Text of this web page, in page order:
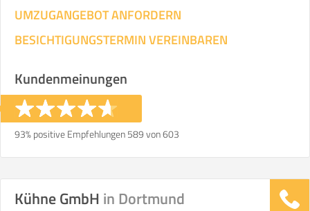
Selbst umziehen
UMZUGANGEBOT ANFORDERN
BESICHTIGUNGSTERMIN VEREINBAREN
Kundenmeinungen
93% positive Empfehlungen 589 von 603
Kühne GmbH in Dortmund